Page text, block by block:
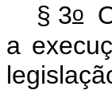
§ 3oO
a